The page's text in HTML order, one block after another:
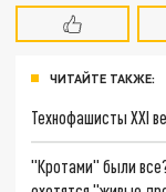
ЧИТАЙТЕ ТАКЖЕ:
Технофашисты XXI
"Кротами" были